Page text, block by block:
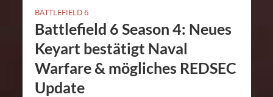
BATTLEFIELD 6
Battlefield 6 Season 4: Neues
Keyart bestätigt Naval
Warfare & mögliches REDSEC
Update